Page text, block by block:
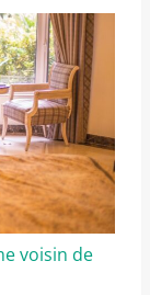
voisin de